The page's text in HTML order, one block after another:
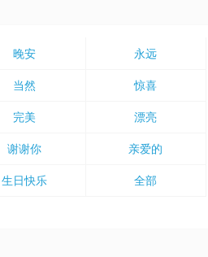
晚安 永远
当然 惊喜
完美 漂亮
谢谢你 亲爱的
生日快乐 全部